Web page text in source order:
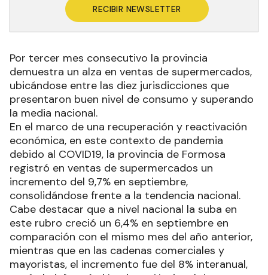
RECIBIR NEWSLETTER
Por tercer mes consecutivo la provincia
demuestra un alza en ventas de supermercados,
ubicándose entre las diez jurisdicciones que
presentaron buen nivel de consumo y superando
la media nacional.
En el marco de una recuperación y reactivación
económica, en este contexto de pandemia
debido al COVID19, la provincia de Formosa
registró en ventas de supermercados un
incremento del 9,7% en septiembre,
consolidándose frente a la tendencia nacional.
Cabe destacar que a nivel nacional la suba en
este rubro creció un 6,4% en septiembre en
comparación con el mismo mes del año anterior,
mientras que en las cadenas comerciales y
mayoristas, el incremento fue del 8% interanual,